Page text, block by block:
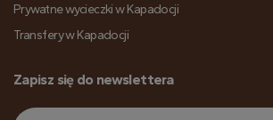
Prywatne wycieczki w Kapadocji
Transfery w Kapadocji
Zapisz się do newslettera